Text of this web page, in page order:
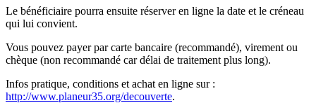
Le bénéficiaire pourra ensuite réserver en ligne la date et le créneau
qui lui convient.
Vous pouvez payer par carte bancaire (recommandé), virement ou
chèque (non recommandé car délai de traitement plus long).
Infos pratique, conditions et achat en ligne sur :
http://www.planeur35.org/decouverte.